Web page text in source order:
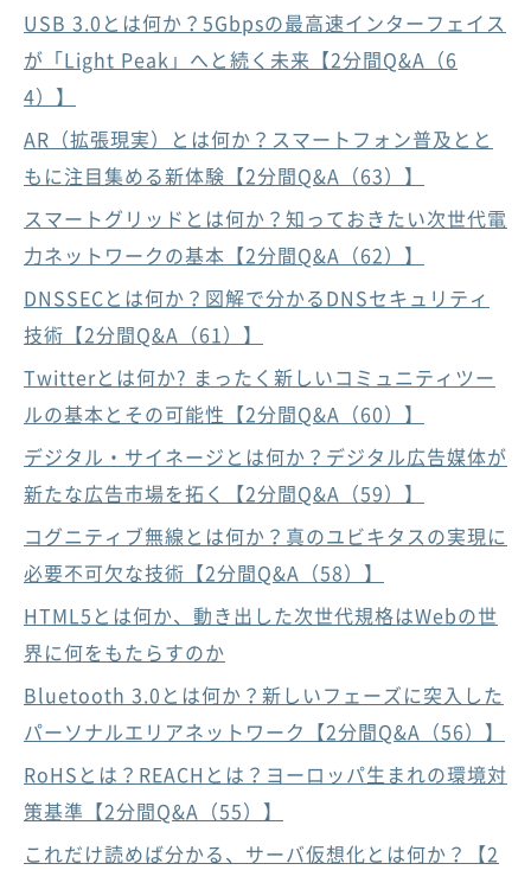
USB 3.0とは何か？5Gbpsの最高速インターフェイス
が「Light Peak」へと続く未来【2分間Q&A（6
4）】
AR（拡張現実）とは何か？スマートフォン普及とと
もに注目集める新体験【2分間Q&A（63）】
スマートグリッドとは何か？知っておきたい次世代電
力ネットワークの基本【2分間Q&A（62）】
DNSSECとは何か？図解で分かるDNSセキュリティ
技術【2分間Q&A（61）】
Twitterとは何か? まったく新しいコミュニティツー
ルの基本とその可能性【2分間Q&A（60）】
デジタル・サイネージとは何か？デジタル広告媒体が
新たな広告市場を拓く【2分間Q&A（59）】
コグニティブ無線とは何か？真のユビキタスの実現に
必要不可欠な技術【2分間Q&A（58）】
HTML5とは何か、動き出した次世代規格はWebの世
界に何をもたらすのか
Bluetooth 3.0とは何か？新しいフェーズに突入した
パーソナルエリアネットワーク【2分間Q&A（56）】
RoHSとは？REACHとは？ヨーロッパ生まれの環境対
策基準【2分間Q&A（55）】
これだけ読めば分かる、サーバ仮想化とは何か？【2